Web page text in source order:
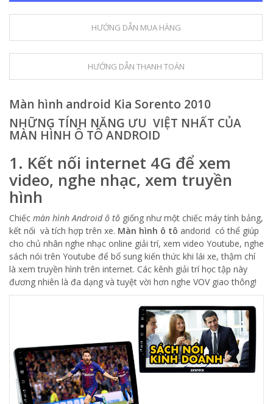
HƯỚNG DẪN MUA HÀNG
HƯỚNG DẪN THANH TOÁN
Màn hình android Kia Sorento 2010
NHỮNG TÍNH NĂNG ƯU VIỆT NHẤT CỦA
MÀN HÌNH Ô TÔ ANDROID
1. Kết nối internet 4G để xem
video, nghe nhạc, xem truyền
hình
Chiếc màn hình Android ô tô giống như một chiếc máy tính bảng,
kết nối và tích hợp trên xe. Màn hình ô tô andorid có thể giúp
cho chủ nhân nghe nhạc online giải trí, xem video Youtube, nghe
sách nói trên Youtube để bổ sung kiến thức khi lái xe, thậm chí
là xem truyền hình trên internet. Các kênh giải trí học tập này
đương nhiên là đa dạng và tuyệt vời hơn nghe VOV giao thông!